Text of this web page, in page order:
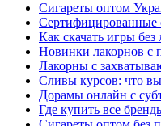
Сигареты оптом
Как скачать игры без
Новинки лакорнов с
Лакорны с
Сливы курсов: что
Дорамы онлайн с
Где купить все